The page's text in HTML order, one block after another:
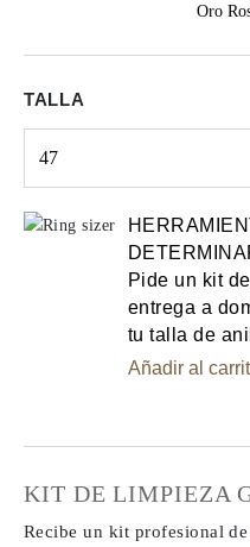
Oro
TALLA
47
Pide un kit
entrega a
tu talla de
Añadir al
KIT DE LIMPIEZA
Recibe un kit profesional